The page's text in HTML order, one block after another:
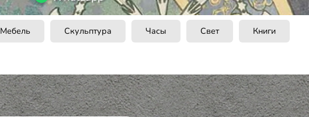
Мебель Скульптура Часы Свет Книги